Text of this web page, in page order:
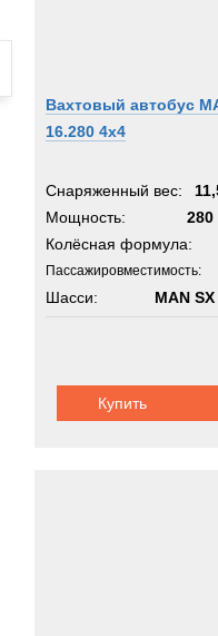
Вахтовый автобус
16.280 4x4
Снаряженный вес:
Мощность:
280
Колёсная формула:
Пассажировместимость:
Шасси: MAN
Купить